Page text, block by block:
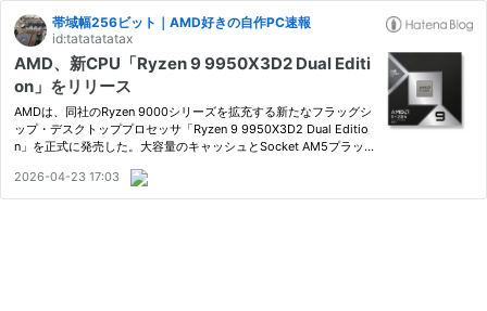
帯域幅256ビット｜AMD好きの自作PC速報
id:tatatatatax
AMD、新CPU「Ryzen 9 9950X3D2 Dual Editi
on」をリリース
AMDは、同社のRyzen 9000シリーズを拡充する新たなフラッグシ
ップ・デスクトッププロセッサ「Ryzen 9 9950X3D2 Dual Editio
n」を正式に発売した。大容量のキャッシュとSocket AM5プラッ
っている。AMDは、このCPUを単なるゲーミング向けのX3Dバリ
エーションと…
2026-04-23 17:03